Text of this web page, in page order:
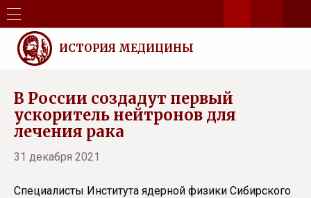
ИСТОРИЯ МЕДИЦИНЫ
В России создадут первый
ускоритель нейтронов для
лечения рака
31 декабря 2021
Специалисты Института ядерной физики Сибирского